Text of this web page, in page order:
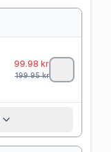
99.98 kr
199.95kr